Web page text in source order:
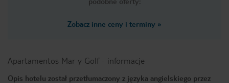
Zobacz inne ceny i terminy »
Apartamentos Mar y Golf- informacje
Opis hotelu został przetłumaczony z języka angielskiego przez